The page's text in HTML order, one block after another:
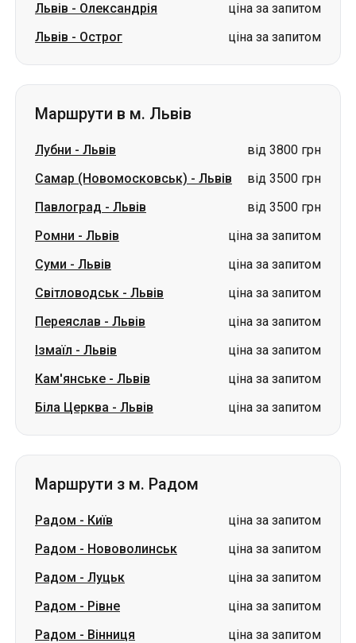
Львів - Олександрія
ціна за запитом
Львів - Острог ціна за запитом
Маршрути в м. Львів
Лубни - Львів
від 3800 грн
Самар (Новомосковськ) - Львів
від 3500 грн
Павлоград - Львів
від 3500 грн
Ромни - Львів
ціна за запитом
Суми - Львів
ціна за запитом
Світловодськ - Львів
ціна за запитом
Переяслав - Львів
ціна за запитом
Ізмаїл - Львів
ціна за запитом
Кам'янське - Львів
ціна за запитом
Біла Церква - Львів ціна за запитом
Маршрути з м. Радом
Радом - Київ
ціна за запитом
Радом - Нововолинськ
ціна за запитом
Радом - Луцьк
ціна за запитом
Радом - Рівне
ціна за запитом
Радом - Вінниця
ціна за запитом